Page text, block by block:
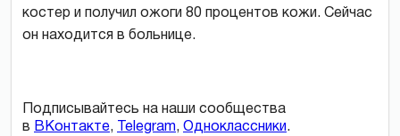
костер и получил ожоги 80 процентов кожи. Сейчас
он находится в больнице.
Подписывайтесь на наши сообщества
в ВКонтакте, Telegram, Одноклассники.